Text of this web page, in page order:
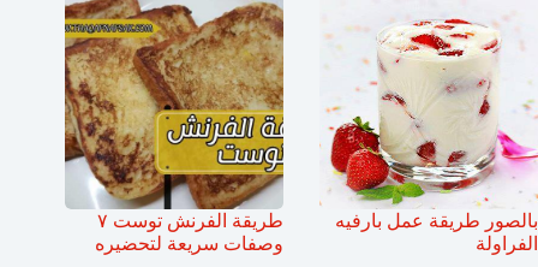
بالصور طريقة عمل بارفيه
الفراولة
طريقة الفرنش توست ٧
وصفات سريعة لتحضيره